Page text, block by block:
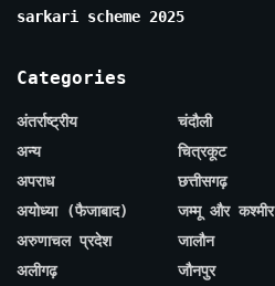
sarkari scheme 2025
Categories
अंतर्राष्ट्रीय
अन्य
अपराध
अयोध्या (फैजाबाद)
अरुणाचल प्रदेश
अलीगढ़
चंदौली
चित्रकूट
छत्तीसगढ़
जम्मू और कश्मीर
जालौन
जौनपुर